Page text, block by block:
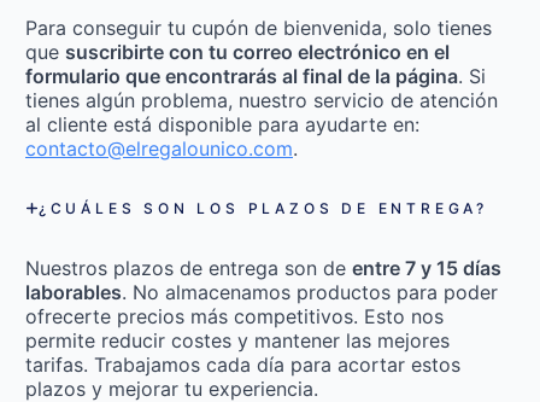
Para conseguir tu cupón de bienvenida, solo tienes
que suscribirte con tu correo electrónico en el
formulario que encontrarás al final de la página. Si
tienes algún problema, nuestro servicio de atención
al cliente está disponible para ayudarte en:
contacto@elregalounico.com.
¿CUÁLES SON LOS PLAZOS DE ENTREGA?
Nuestros plazos de entrega son de entre 7 y 15 días
laborables. No almacenamos productos para poder
ofrecerte precios más competitivos. Esto nos
permite reducir costes y mantener las mejores
tarifas. Trabajamos cada día para acortar estos
plazos y mejorar tu experiencia.